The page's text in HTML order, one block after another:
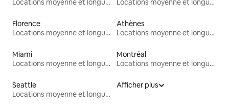
Locations moyenne et longue durée
Locations moyenne et longue durée
Florence
Locations moyenne et longue durée
Athènes
Locations moyenne et longue durée
Miami
Locations moyenne et longue durée
Montréal
Locations moyenne et longue durée
Seattle
Locations moyenne et longue durée
Afficher plus